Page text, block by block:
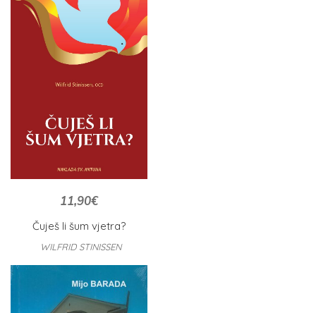
Čuješ li šum vjetra?
11,90€
WILFRID STINISSEN